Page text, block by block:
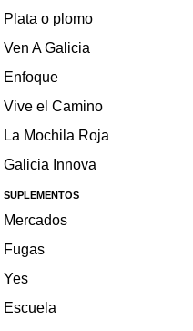
Plata o plomo
Ven A Galicia
Enfoque
Vive el Camino
La Mochila Roja
Galicia Innova
SUPLEMENTOS
Mercados
Fugas
Yes
Escuela